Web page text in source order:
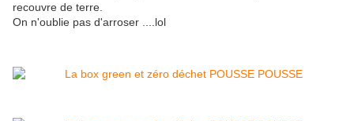
recouvre de terre.
On n'oublie pas d'arroser ....lol